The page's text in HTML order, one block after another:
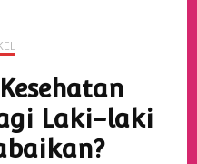
Laki-laki